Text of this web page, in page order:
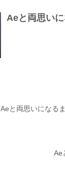
Aeと両思い
Aeと両思いになる
Ae